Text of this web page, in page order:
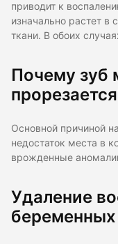
приводит к
изначально растет в
ткани. В обоих
Почему зуб
Основной причиной
недостаток места в
врожденные
Удаление